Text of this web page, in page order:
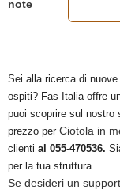
note
Sei alla ricerca di
ospiti? Fas Italia offre
puoi scoprire sul nostro
prezzo per Ciotola in
clienti al 055-470536.
per la tua struttura.
Se desideri un